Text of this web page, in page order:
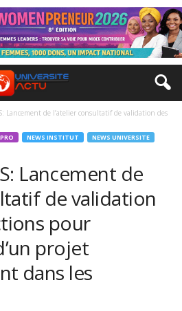
Lancement de l’atelier consultatif de validation des
NEWS INSTITUT
NEWS UNIVERSITE
Lancement de
de validation
pour
projet
dans les